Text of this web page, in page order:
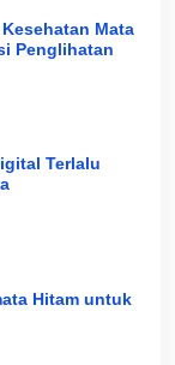
Mata
Penglihatan
Terlalu
Hitam untuk